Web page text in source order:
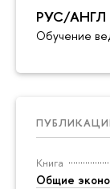
РУС/АНГЛ
Обучение
Книга
Общие